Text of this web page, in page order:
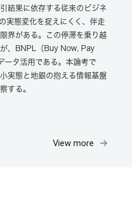
結果に依存する従来のビジネ
実態変化を捉えにくく、伴走
界がある。この停滞を乗り越
、BNPL（Buy Now, Pay
ータ活用である。本論考で
実態と地銀の抱える情報基盤
する。
View more